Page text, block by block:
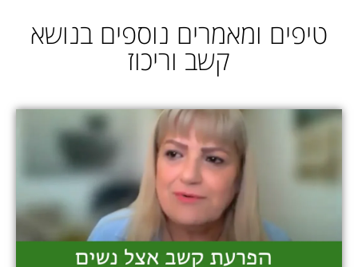
טיפים ומאמרים נוספים בנושא
קשב וריכוז